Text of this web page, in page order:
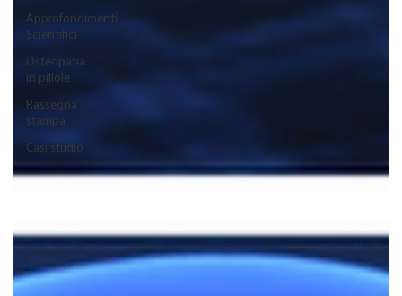
Approfondimenti
Scientifici
Osteopatia..
in pillole
Rassegna
stampa
Casi studio